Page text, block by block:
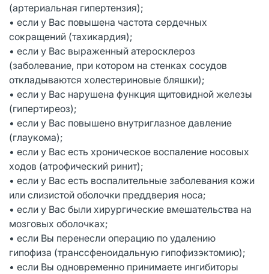
(артериальная гипертензия);
• если у Вас повышена частота сердечных
сокращений (тахикардия);
• если у Вас выраженный атеросклероз
(заболевание, при котором на стенках сосудов
откладываются холестериновые бляшки);
• если у Вас нарушена функция щитовидной железы
(гипертиреоз);
• если у Вас повышено внутриглазное давление
(глаукома);
• если у Вас есть хроническое воспаление носовых
ходов (атрофический ринит);
• если у Вас есть воспалительные заболевания кожи
или слизистой оболочки преддверия носа;
• если у Вас были хирургические вмешательства на
мозговых оболочках;
• если Вы перенесли операцию по удалению
гипофиза (транссфеноидальную гипофизэктомию);
• если Вы одновременно принимаете ингибиторы